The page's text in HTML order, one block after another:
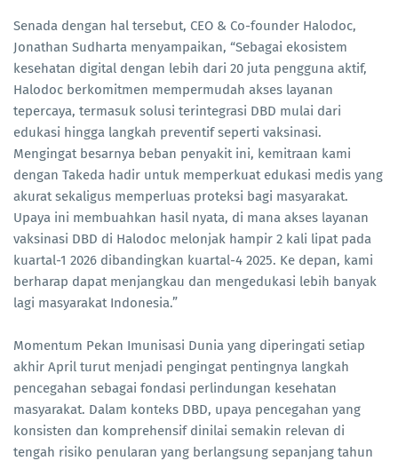
Senada dengan hal tersebut, CEO & Co-founder Halodoc,
Jonathan Sudharta menyampaikan, “Sebagai ekosistem
kesehatan digital dengan lebih dari 20 juta pengguna aktif,
Halodoc berkomitmen mempermudah akses layanan
tepercaya, termasuk solusi terintegrasi DBD mulai dari
edukasi hingga langkah preventif seperti vaksinasi.
Mengingat besarnya beban penyakit ini, kemitraan kami
dengan Takeda hadir untuk memperkuat edukasi medis yang
akurat sekaligus memperluas proteksi bagi masyarakat.
Upaya ini membuahkan hasil nyata, di mana akses layanan
vaksinasi DBD di Halodoc melonjak hampir 2 kali lipat pada
kuartal-1 2026 dibandingkan kuartal-4 2025. Ke depan, kami
berharap dapat menjangkau dan mengedukasi lebih banyak
lagi masyarakat Indonesia.”
Momentum Pekan Imunisasi Dunia yang diperingati setiap
akhir April turut menjadi pengingat pentingnya langkah
pencegahan sebagai fondasi perlindungan kesehatan
masyarakat. Dalam konteks DBD, upaya pencegahan yang
konsisten dan komprehensif dinilai semakin relevan di
tengah risiko penularan yang berlangsung sepanjang tahun